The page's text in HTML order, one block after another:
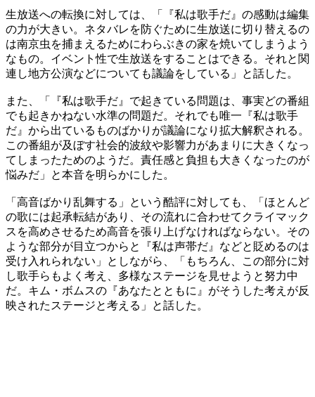
生放送への転換に対しては、「『私は歌手だ』の感動は編集
の力が大きい。ネタバレを防ぐために生放送に切り替えるの
は南京虫を捕まえるためにわらぶきの家を焼いてしまうよう
なもの。イベント性で生放送をすることはできる。それと関
連し地方公演などについても議論をしている」と話した。
また、「『私は歌手だ』で起きている問題は、事実どの番組
でも起きかねない水準の問題だ。それでも唯一『私は歌手
だ』から出ているものばかりが議論になり拡大解釈される。
この番組が及ぼす社会的波紋や影響力があまりに大きくなっ
てしまったためのようだ。責任感と負担も大きくなったのが
悩みだ」と本音を明らかにした。
「高音ばかり乱舞する」という酷評に対しても、「ほとんど
の歌には起承転結があり、その流れに合わせてクライマック
スを高めさせるため高音を張り上げなければならない。その
ような部分が目立つからと『私は声帯だ』などと貶めるのは
受け入れられない」としながら、「もちろん、この部分に対
し歌手らもよく考え、多様なステージを見せようと努力中
だ。キム・ボムスの『あなたとともに』がそうした考えが反
映されたステージと考える」と話した。